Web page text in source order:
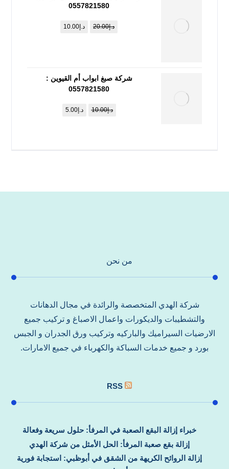
0557821580
د.إ20.00 د.إ 10.00
شركة صبغ ابواب أم القيوين :
0557821580
د.إ10.00 د.إ5.00
من نحن
شركة الهدي المتخصصة والرائدة في مجال الدهانات
والتشطيبات والديكورات واعمال الاصباغ و تركيب جميع
الارضيات السيراميك والباركيه وتركيب ورق الجدران و الجبس
بورد و جميع خدمات السباكة والكهرباء في جميع الامارات.
RSS
خبراء إزالة البقع الصعبة في المرفأ: حلول سريعة وفعالة
إزالة بقع صعبة المرفأ: الحل الأمثل من شركة الهدي
إزالة الروائح الكريهة من الشقق في أبوظبي: استجابة فورية